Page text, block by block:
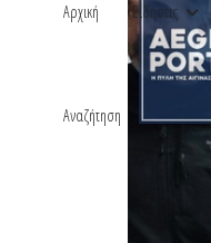
Αρχική Ειδήσεις
Αναζήτηση